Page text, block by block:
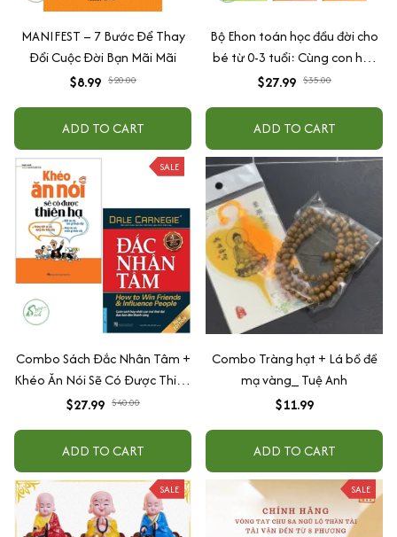
MANIFEST – 7 Bước Để Thay
Đổi Cuộc Đời Bạn Mãi Mãi
$8.99 $20.00
ADD TO CART
Bộ Ehon toán học đầu đời cho
bé từ 0-3 tuổi: Cùng con học
toán (song ngữ Việt Anh)
$27.99 $35.00
ADD TO CART
SALE
Combo Sách Đắc Nhân Tâm +
Khéo Ăn Nói Sẽ Có Được Thiên
Hạ
$27.99 $40.00
ADD TO CART
Combo Tràng hạt + Lá bồ đề
mạ vàng_ Tuệ Anh
$11.99
ADD TO CART
SALE SALE